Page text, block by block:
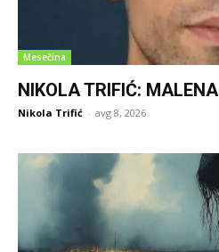
Mesečina
NIKOLA TRIFIĆ: MALENA
Nikola Trifić - avg 8, 2026